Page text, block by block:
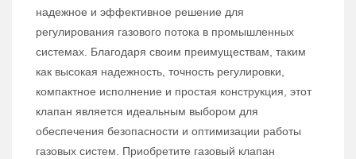
надежное и эффективное решение для
регулирования газового потока в промышленных
системах. Благодаря своим преимуществам, таким
как высокая надежность, точность регулировки,
компактное исполнение и простая конструкция, этот
клапан является идеальным выбором для
обеспечения безопасности и оптимизации работы
газовых систем. Приобретите газовый клапан